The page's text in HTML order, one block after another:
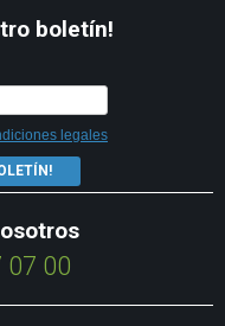
boletín!
legales
07 00